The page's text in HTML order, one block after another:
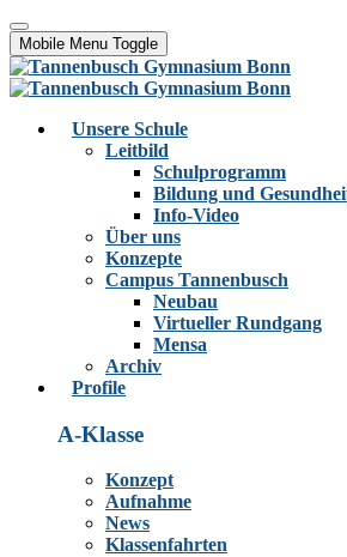
Mobile Menu Toggle
Unsere Schule
Leitbild
Schulprogramm
Bildung und
Info-Video
Über uns
Konzepte
Campus Tannenbusch
Neubau
Virtueller Rundgang
Mensa
Archiv
Profile
A-Klasse
Konzept
Aufnahme
News
Klassenfahrten